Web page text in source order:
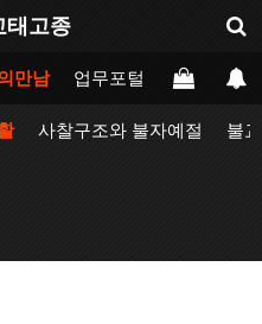
태고종
만남 업무포털 동방불교대
사찰구조와 불자예절 불